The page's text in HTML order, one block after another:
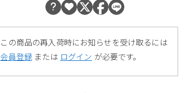
この商品の再入荷時にお知らせを受け取るには
会員登録 または ログイン が必要です。